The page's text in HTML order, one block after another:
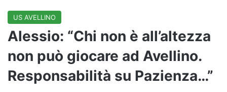
US AVELLINO
Alessio: “Chi non è all’altezza
non può giocare ad Avellino.
Responsabilità su Pazienza…”